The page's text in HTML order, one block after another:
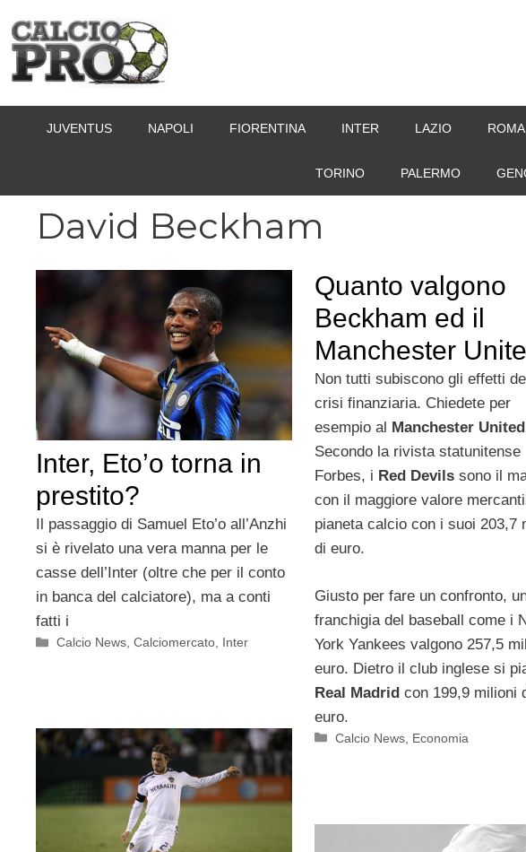
contenuto
JUVENTUS NAPOLI FIORENTINA INTER LAZIO ROMA
TORINO PALERMO
David Beckham
Inter, Eto’o torna in
prestito?
Il passaggio di Samuel Eto’o all’Anzhi
si è rivelato una vera manna per le
casse dell’Inter (oltre che per il conto
in banca del calciatore), ma a conti
fatti i
Categorie
Calcio News,Calciomercato, Inter
Quanto valgono
Beckham ed il
Manchester
Non tutti subiscono gli effetti
crisi finanziaria. Chiedete per
esempio al Manchester United
Secondo la rivista statunitense
Forbes, i Red Devilssono il
con il maggiore valore
pianeta calcio con i suoi 203,7
di euro.
Giusto per fare un confronto,
franchigia del baseball come i
York Yankees valgono 257,5
euro. Dietro il club inglese si
Real Madridcon 199,9 milioni
euro.
Categorie
Calcio News Economia